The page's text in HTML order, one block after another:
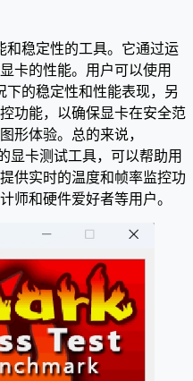
和稳定性的工具。它通过运
卡的性能。用户可以使用
下的稳定性和性能表现，另
功能，以确保显卡在安全范
形体验。总的来说，
显卡测试工具，可以帮助用
供实时的温度和帧率监控功
师和硬件爱好者等用户。